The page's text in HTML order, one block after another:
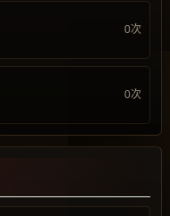
0次
0次